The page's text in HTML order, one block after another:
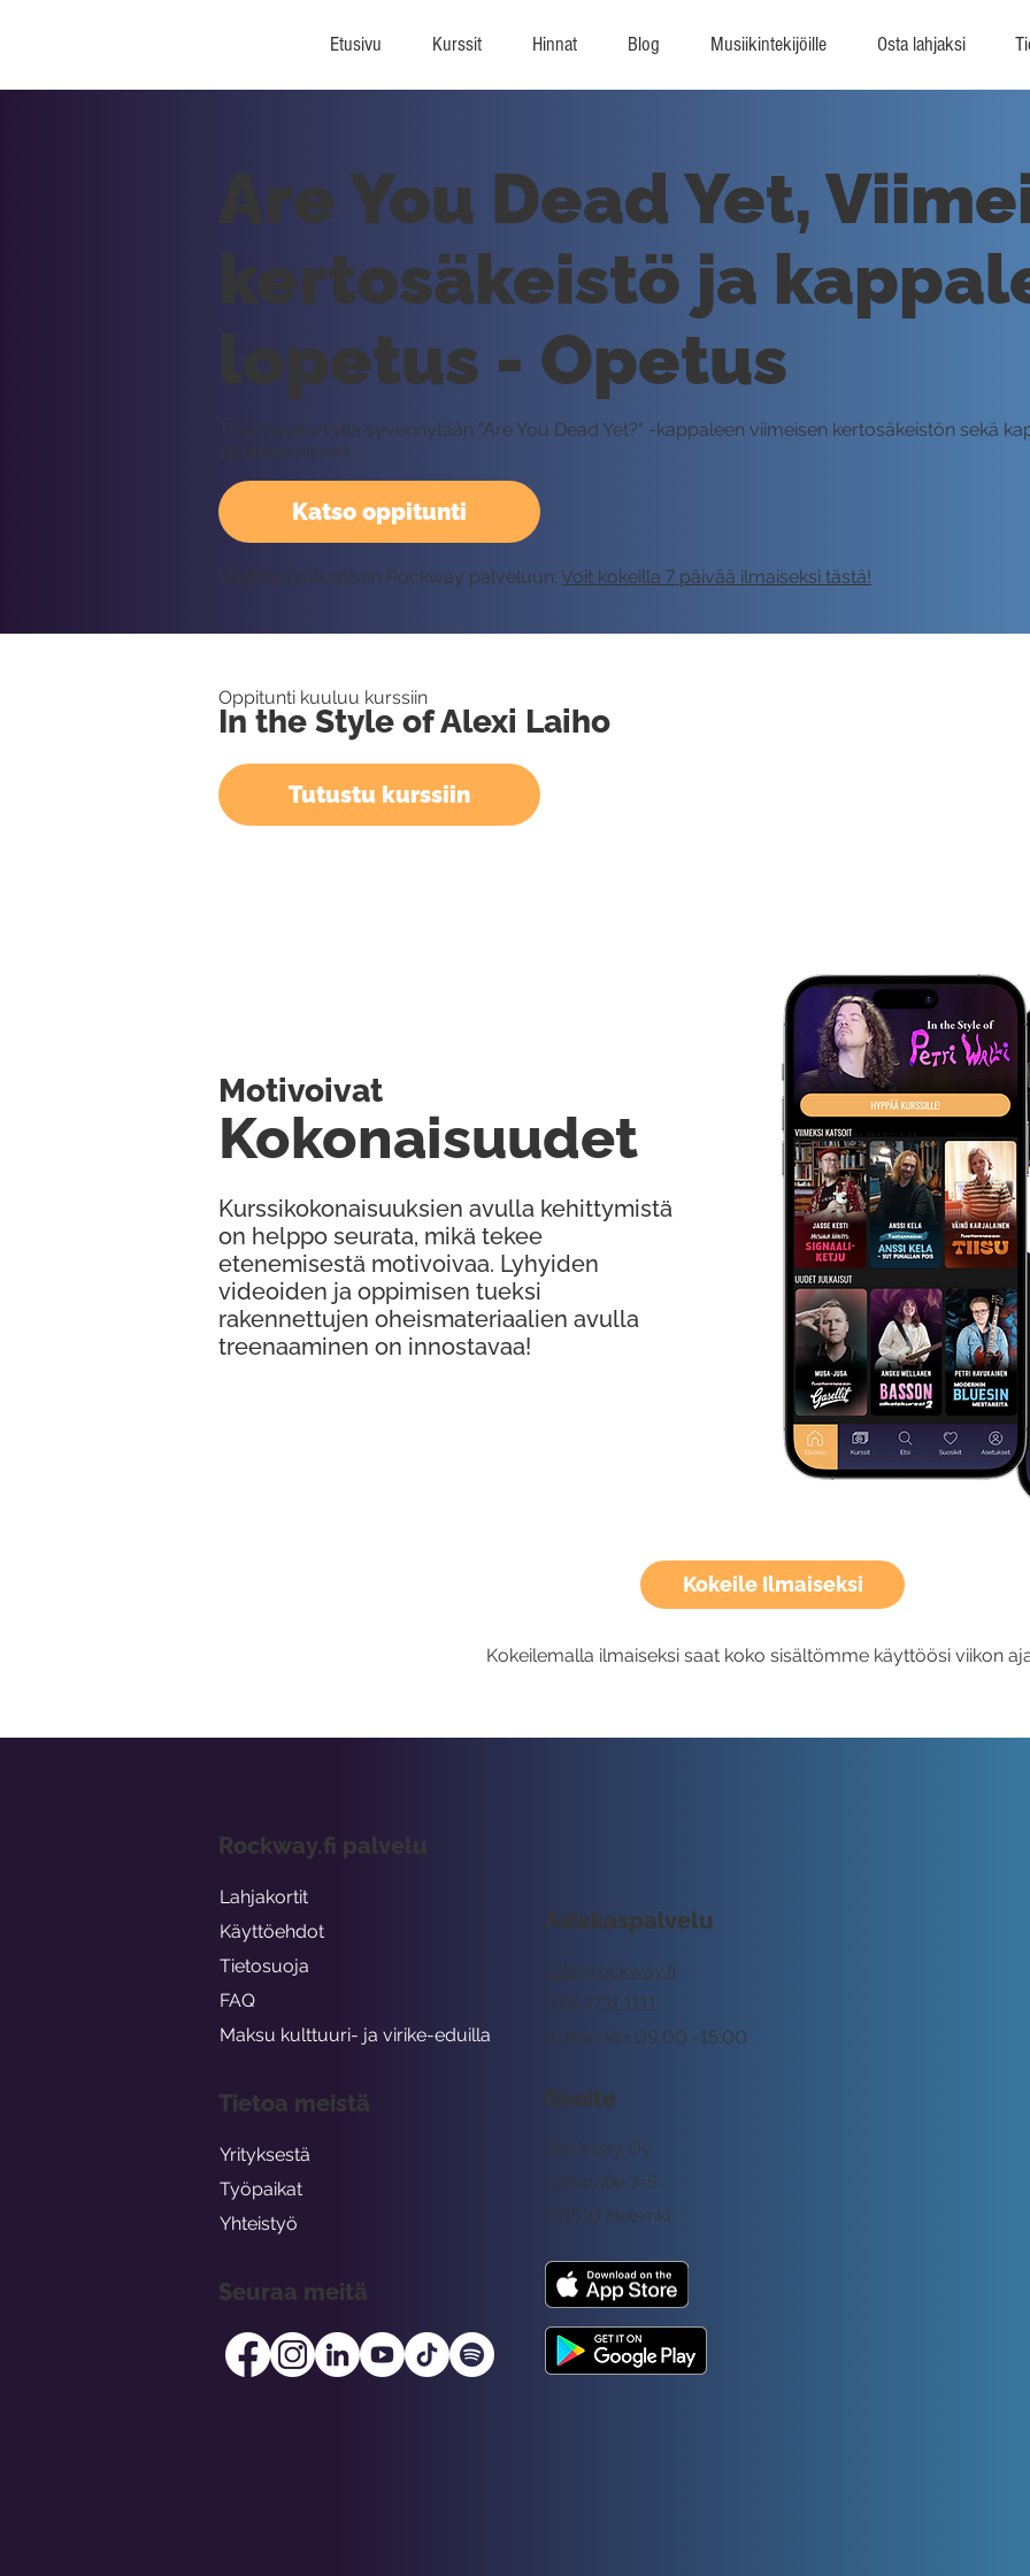
Etusivu Kurssit Hinnat Blog Musiikintekijöille Osta lahjaksi
Kokeile Ilmaiseksi
Kokeilemalla ilmaiseksi saat koko sisältömme käyttöösi viikon
Katso oppitunti
Are You Dead Yet,
kertosäkeistö ja
lopetus - Opetus
Tällä oppitunnilla syvennytään "Are You Dead Yet?" -kappaleen viimeisen kertosäkeistön sekä
opettelemiseen.
Vaatii kirjautumisen Rockway palveluun. Voit kokeilla 7 päivää ilmaiseksi tästä!
Oppitunti kuuluu kurssiin
In the Style of Alexi Laiho
Tutustu kurssiin
Kurssikokonaisuuksien avulla kehittymistä
on helppo seurata, mikä tekee
etenemisestä motivoivaa. Lyhyiden
videoiden ja oppimisen tueksi
rakennettujen oheismateriaalien avulla
treenaaminen on innostavaa!
Kokonaisuudet
Motivoivat
Asiakaspalvelu
tuki@rockway.fi
Arkisin klo 09:00 -15:00
045 7731 1111
Osoite
Rockway Oy
Lemuntie 3-5
00510 Helsinki
Rockway.fi palvelu
Lahjakortit
Käyttöehdot
Tietosuoja
FAQ
Maksu kulttuuri- ja virike-eduilla
Tietoa meistä
Yrityksestä
Työpaikat
Yhteistyö
Seuraa meitä